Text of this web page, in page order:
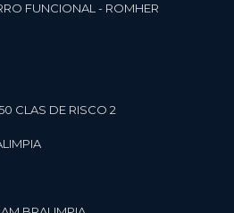
FUNCIONAL - ROMHER
CLAS DE RISCO 2